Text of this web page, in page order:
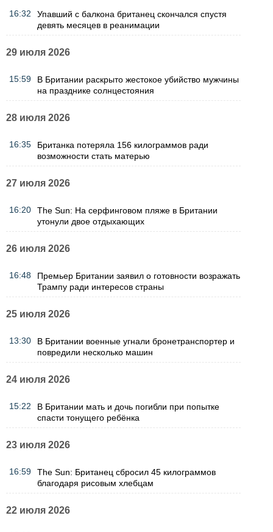
16:32
Упавший с балкона британец скончался спустя
девять месяцев в реанимации
29 июля 2026
15:59
В Британии раскрыто жестокое убийство мужчины
на празднике солнцестояния
28 июля 2026
16:35
Британка потеряла 156 килограммов ради
возможности стать матерью
27 июля 2026
16:20
The Sun: На серфинговом пляже в Британии
утонули двое отдыхающих
26 июля 2026
16:48
Премьер Британии заявил о готовности возражать
Трампу ради интересов страны
25 июля 2026
13:30
В Британии военные угнали бронетранспортер и
повредили несколько машин
24 июля 2026
15:22
В Британии мать и дочь погибли при попытке
спасти тонущего ребёнка
23 июля 2026
16:59
The Sun: Британец сбросил 45 килограммов
благодаря рисовым хлебцам
22 июля 2026